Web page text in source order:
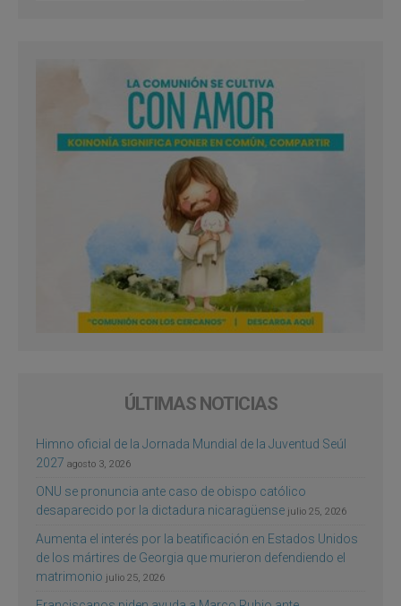
ÚLTIMAS NOTICIAS
Himno oficial de la Jornada Mundial de la Juventud Seúl
2027 agosto 3, 2026
ONU se pronuncia ante caso de obispo católico
desaparecido por la dictadura nicaragüense julio 25, 2026
Aumenta el interés por la beatificación en Estados Unidos
de los mártires de Georgia que murieron defendiendo el
matrimonio julio 25, 2026